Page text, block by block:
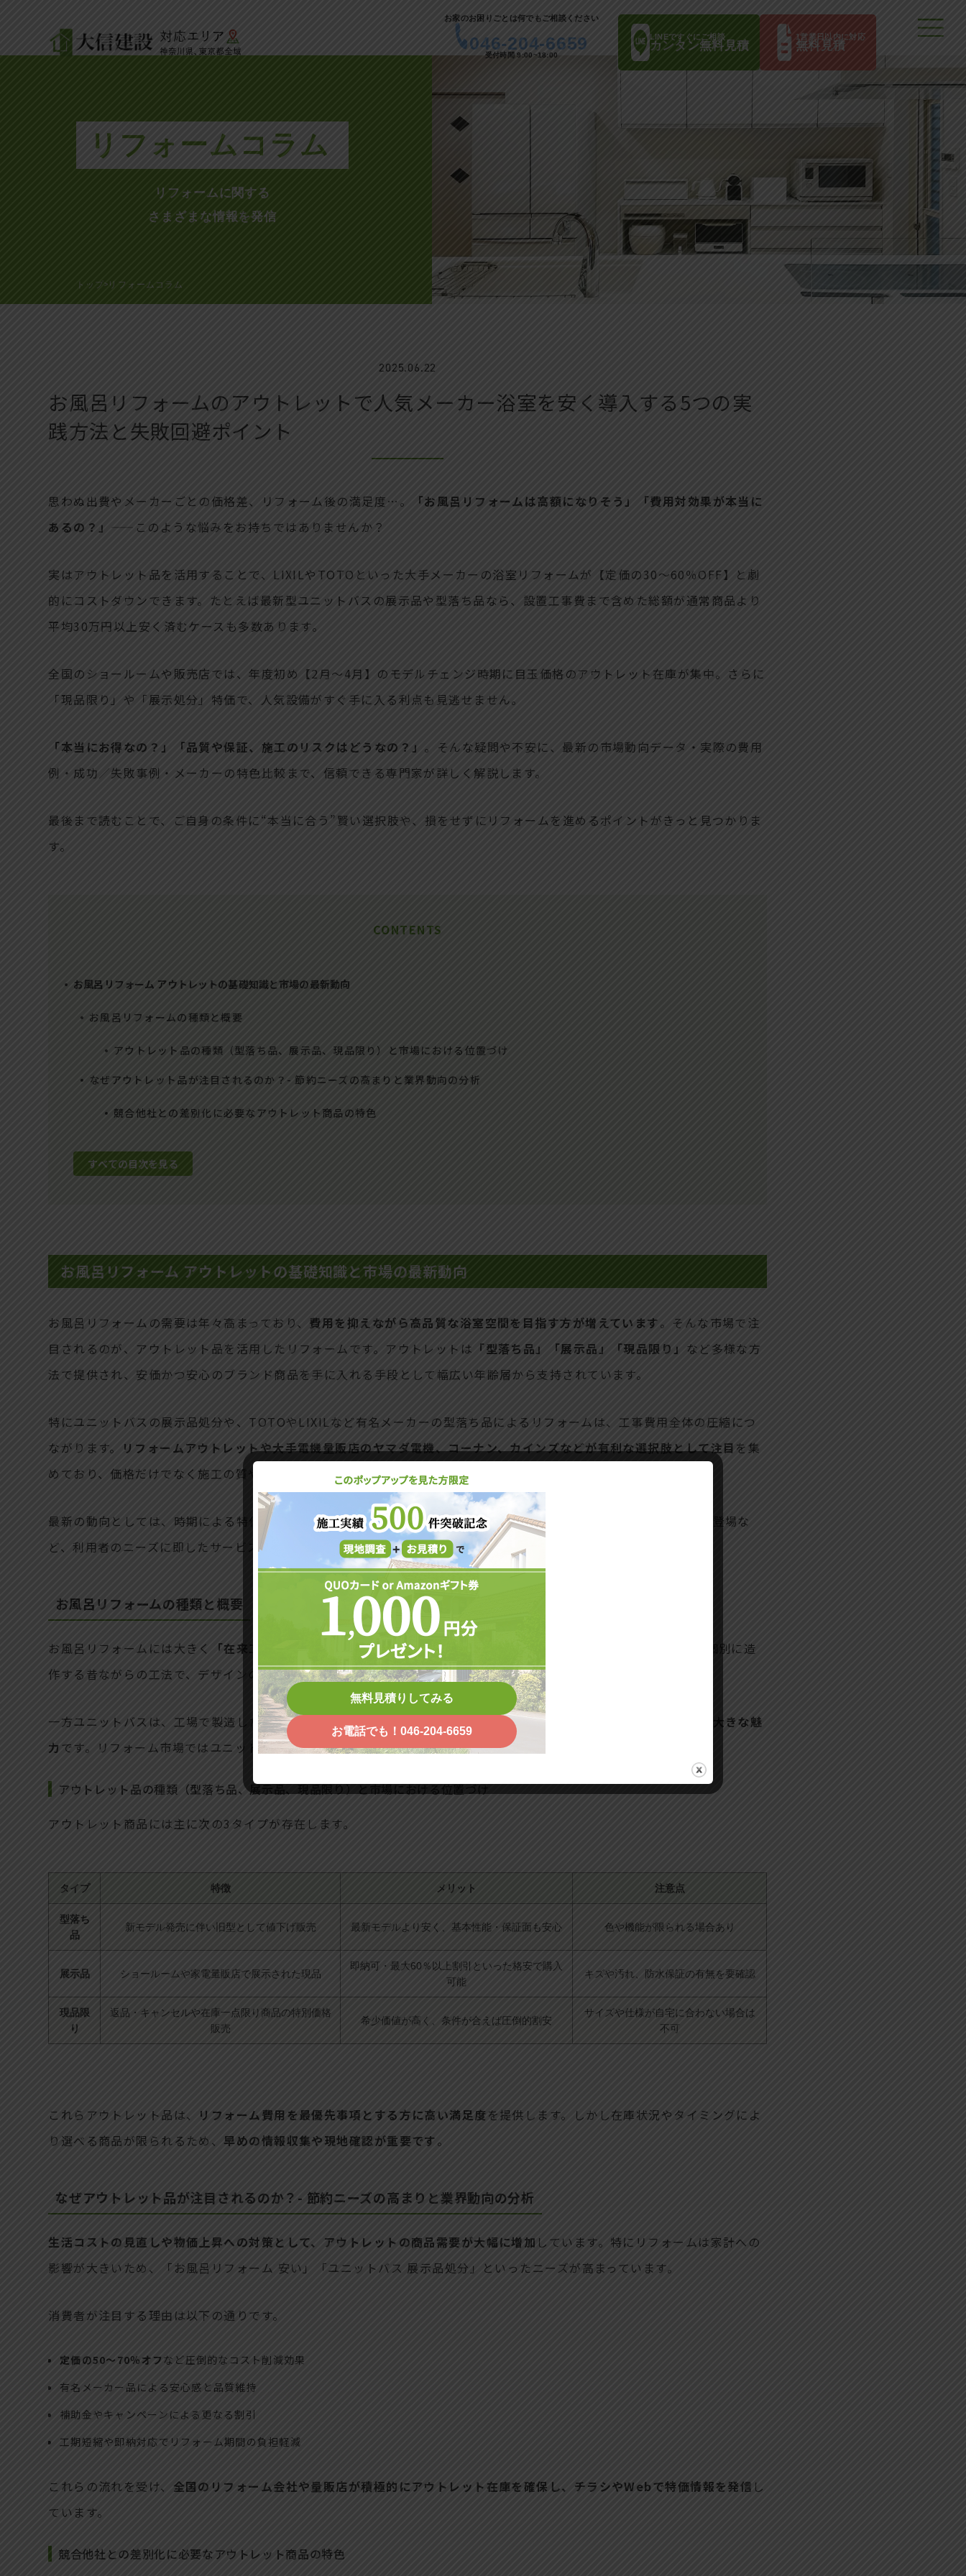
お家のお困りごとは何でもご相談ください
046-204-6659
受付時間 9:00~18:00
LINEですぐにご相談
カンタン無料見積
1営業日以内に対応
無料見積
リフォームコラム
リフォームに関する
さまざまな情報を発信
トップ> リフォームコラム
2025.06.22
お風呂リフォームのアウトレットで人気メーカー浴室を安く導入する5つの実
践方法と失敗回避ポイント
思わぬ出費やメーカーごとの価格差、リフォーム後の満足度…。
「お風呂リフォームは高額になりそう」「費用対効果が本当に
あるの？」
——このような悩みをお持ちではありませんか？
実はアウトレット品を活用することで、LIXILやTOTOといった大手メーカーの浴室リフォームが【定価の30～60％OFF】と劇
的にコストダウンできます。たとえば最新型ユニットバスの展示品や型落ち品なら、設置工事費まで含めた総額が通常商品より
平均30万円以上安く済むケースも多数あります。
全国のショールームや販売店では、年度初め【2月～4月】のモデルチェンジ時期に目玉価格のアウトレット在庫が集中。さらに
「現品限り」や「展示処分」特価で、人気設備がすぐ手に入る利点も見逃せません。
「本当にお得なの？」「品質や保証、施工のリスクはどうなの？」 。そんな疑問や不安に、最新の市場動向データ・実際の費用
例・成功／失敗事例・メーカーの特色比較まで、信頼できる専門家が詳しく解説します。
最後まで読むことで、ご自身の条件に“本当に合う”賢い選択肢や、損をせずにリフォームを進めるポイントがきっと見つかりま
す。
CONTENTS
お風呂リフォーム アウトレットの基礎知識と市場の最新動向
お風呂リフォームの種類と概要
アウトレット品の種類（型落ち品、展示品、現品限り）と市場における位置づけ
なぜアウトレット品が注目されるのか？- 節約ニーズの高まりと業界動向の分析
競合他社との差別化に必要なアウトレット商品の特色
すべての目次を見る
お風呂リフォーム アウトレットの基礎知識と市場の最新動向
お風呂リフォームの需要は年々高まっており、 費用を抑えながら高品質な浴室空間を目指す方が増えています。そんな市場で注
目されるのが、アウトレット品を活用したリフォームです。アウトレットは 「型落ち品」「展示品」「現品限り」 など多様な方
法で提供され、安価かつ安心のブランド商品を手に入れる手段として幅広い年齢層から支持されています。
特にユニットバスの展示品処分や、TOTOやLIXILなど有名メーカーの型落ち品によるリフォームは、工事費用全体の圧縮につ
ながります。
リフォームアウトレットや大手電機量販店のヤマダ電機、コーナン、カインズなどが有利な選択肢として注目 を集
めており、価格だけでなく施工の質や保証体制も比較のポイントとなっています。
最新の動向としては、時期による特価セールや、補助金制度の活用、地域密着型の専門店による独自の値引きプランの登場な
ど、利用者のニーズに即したサービスの広がりが見られます。
お風呂リフォームの種類と概要
お風呂リフォームには大きく 「在来工法」と「ユニットバス」の2種類があります。在来工法は、壁や床、浴槽などを個別に造
作する昔ながらの工法で、デザインの自由度が高い反面、施工期間が長く費用も高めです。
一方ユニットバスは、工場で製造したパーツを現場で組み立てるため
安定の品質と工期短縮、コストパフォーマンスが大きな魅
力 です。リフォーム市場ではユニットバスのニーズが圧倒的に高く、アウトレット商品にも多くの選択肢があります。
アウトレット品の種類（型落ち品、展示品、現品限り）と市場における位置づけ
アウトレット商品には主に次の3タイプが存在します。
タイプ 特徴 メリット 注意点
型落ち
品
新モデル発売に伴い旧型として値下げ販売 最新モデルより安く、基本性能・保証面も安心 色や機能が限られる場合あり
展示品 ショールームや家電量販店で展示された現品
即納可・最大60％以上割引といった格安で購入
可能
キズや汚れ、防水保証の有無を要確認
現品限
り
返品・キャンセルや在庫一点限り商品の特別価格
販売
希少価値が高く、条件が合えば圧倒的割安
サイズや仕様が自宅に合わない場合は
不可
これらアウトレット品は、 リフォーム費用を最優先事項とする方に高い満足度を提供します。しかし在庫状況やタイミングによ
り選べる商品が限られるため、 早めの情報収集や現地確認が重要です 。
なぜアウトレット品が注目されるのか？- 節約ニーズの高まりと業界動向の分析
生活コストの見直しや物価上昇への対策として、アウトレットの商品需要が大幅に増加 しています。特にリフォームは家計への
影響が大きいため、「お風呂リフォーム 安い」「ユニットバス 展示品処分」といったニーズが高まっています。
消費者が注目する理由は以下の通りです。
定価の50～70％オフ など圧倒的なコスト削減効果
有名メーカー品による安心感と品質維持
補助金やキャンペーンによる更なる割引
工期短縮や即納対応でリフォーム期間の負担軽減
これらの流れを受け、 全国のリフォーム会社や量販店が積極的にアウトレット在庫を確保し、チラシやWebで特価情報を発信 し
ています。
競合他社との差別化に必要なアウトレット商品の特色
無料見積りしてみる
お電話でも！046-204-6659